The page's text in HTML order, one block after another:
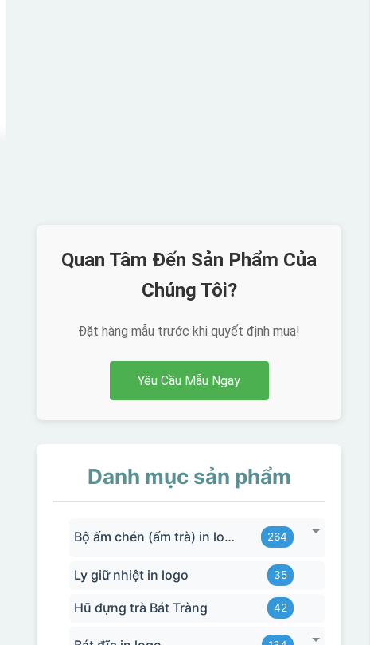
Quan Tâm Đến Sản Phẩm Của
Chúng Tôi?
Đặt hàng mẫu trước khi quyết định mua!
Yêu Cầu Mẫu Ngay
Danh mục sản phẩm
Bộ ấm chén (ấm trà) in logo 264
Ly giữ nhiệt in logo 35
Hũ đựng trà Bát Tràng 42